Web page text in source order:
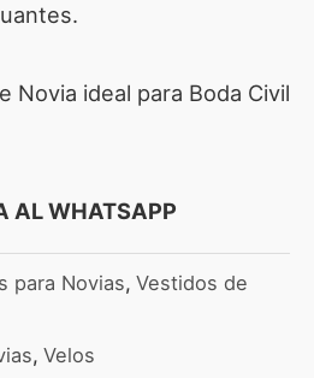
Novia ideal para Boda Civil
AL WHATSAPP
para Novias, Vestidos de
, Velos